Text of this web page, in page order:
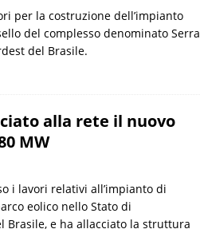
per la costruzione dell’impianto
del complesso denominato Serra
del Brasile.
alla rete il nuovo
MW
i lavori relativi all’impianto di
eolico nello Stato di
Brasile, e ha allacciato la struttura